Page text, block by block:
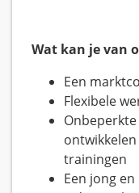
Wat kan je van
Een
Flexibele
trainingen
Een jong